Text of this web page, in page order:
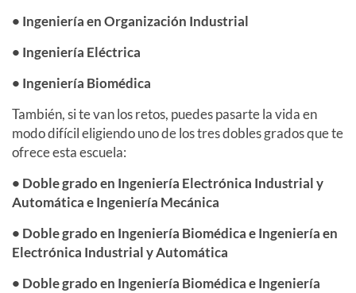
• Ingeniería en Organización Industrial
• Ingeniería Eléctrica
• Ingeniería Biomédica
También, si te van los retos, puedes pasarte la vida en
modo difícil eligiendo uno de los tres dobles grados que te
ofrece esta escuela:
• Doble grado en Ingeniería Electrónica Industrial y
Automática e Ingeniería Mecánica
• Doble grado en Ingeniería Biomédica e Ingeniería en
Electrónica Industrial y Automática
• Doble grado en Ingeniería Biomédica e Ingeniería